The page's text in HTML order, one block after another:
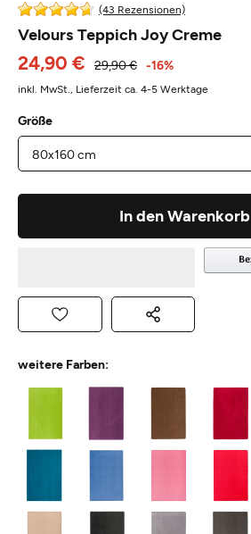
(43 Rezensionen)
Velours Teppich Joy Creme
24,90 € 29,90 € -16%
inkl. MwSt., Lieferzeit ca. 4-5 Werktage
Größe
In den Warenkorb
weitere Farben: